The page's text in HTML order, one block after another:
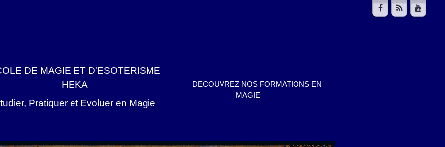
DE MAGIE ET D'ESOTERISME
HEKA
Pratiquer et Evoluer en Magie
DECOUVREZ NOS FORMATIONS EN
MAGIE